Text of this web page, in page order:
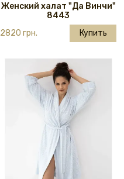
Женский халат "Да Винчи"
8443
2820 грн.
Купить